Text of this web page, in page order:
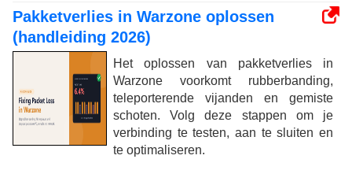
Pakketverlies in Warzone oplossen
(handleiding 2026)
Het oplossen van pakketverlies in
Warzone voorkomt rubberbanding,
teleporterende vijanden en gemiste
schoten. Volg deze stappen om je
verbinding te testen, aan te sluiten en
te optimaliseren.